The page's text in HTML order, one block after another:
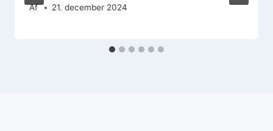
Af 21. december 2024